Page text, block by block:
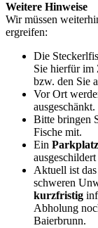
Weitere Hinweise
Wir müssen
ergreifen:
Die
Sie hierfür im
bzw. den Sie
Vor Ort
ausgeschänkt.
Bitte bringen
Fische mit.
Ein
ausgeschildert
Aktuell ist
schweren
kurzfristig
Abholung
Baierbrunn.